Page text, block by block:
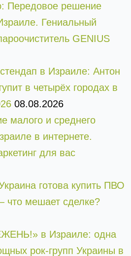
Передовое решение
Гениальный
GENIUS
в Израиле: Антон
в четырёх городах в
08.08.2026
малого и среднего
в интернете.
для вас
готова купить ПВО
что мешает сделке?
в Израиле: одна
рок-групп Украины в